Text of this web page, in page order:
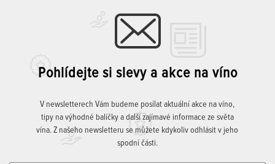
Pohlídejte si slevy a akce na víno
V newsletterech Vám budeme posílat aktuální akce na víno,
tipy na výhodné balíčky a další zajímavé informace ze světa
vína. Z našeho newsletteru se můžete kdykoliv odhlásit v jeho
spodní části.